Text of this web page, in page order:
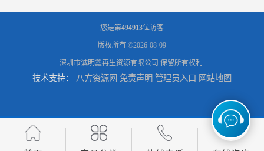
配件设备回收 二手设备回收
您是第494913位访客
版权所有 ©2026-08-09
深圳市诚明鑫再生资源有限公司 保留所有权利.
技术支持： 八方资源网 免责声明 管理员入口 网站地图